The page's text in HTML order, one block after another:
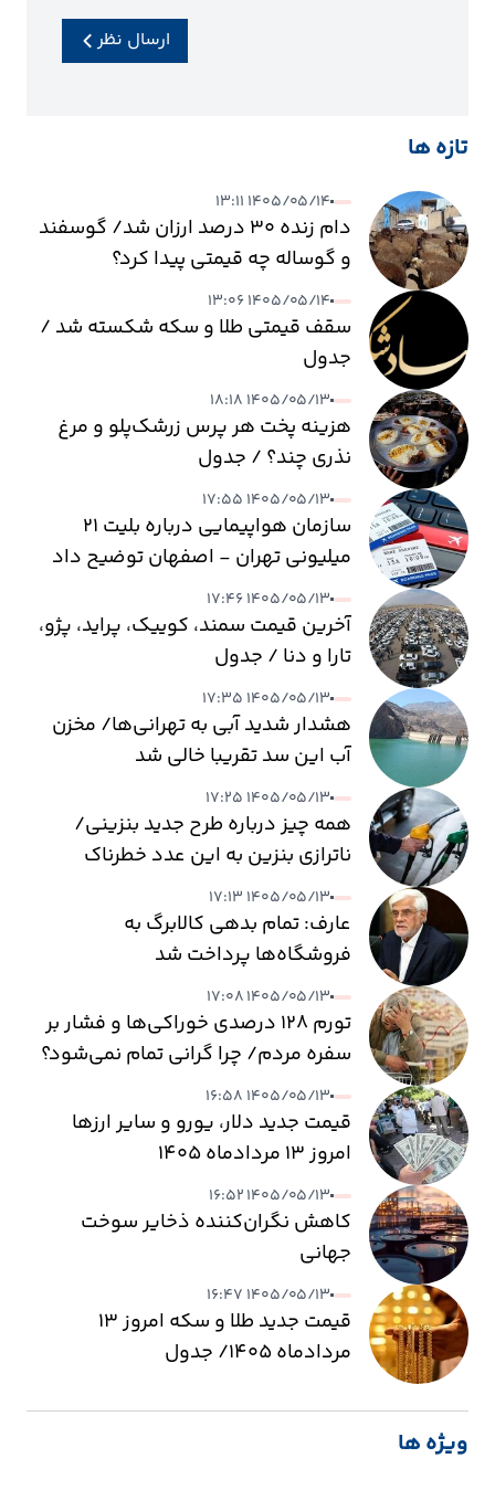
ارسال نظر
تازه ها
۱۴۰۵/۰۵/۱۴ ۱۳:۱۱
دام زنده ۳۰ درصد ارزان شد/ گوسفند
و گوساله چه قیمتی پیدا کرد؟
۱۴۰۵/۰۵/۱۴ ۱۳:۰۶
سقف قیمتی طلا و سکه شکسته شد /
جدول
۱۴۰۵/۰۵/۱۳ ۱۸:۱۸
هزینه پخت هر پرس زرشک‌پلو و مرغ
نذری چند؟ / جدول
۱۴۰۵/۰۵/۱۳ ۱۷:۵۵
سازمان هواپیمایی درباره بلیت ۲۱
میلیونی تهران - اصفهان توضیح داد
۱۴۰۵/۰۵/۱۳ ۱۷:۴۶
آخرین قیمت سمند، کوییک، پراید، پژو،
تارا و دنا / جدول
۱۴۰۵/۰۵/۱۳ ۱۷:۳۵
هشدار شدید آبی به تهرانی‌ها/ مخزن
آب این سد تقریبا خالی شد
۱۴۰۵/۰۵/۱۳ ۱۷:۲۵
همه چیز درباره طرح جدید بنزینی/
ناترازی بنزین به این عدد خطرناک
می‌رسد
۱۴۰۵/۰۵/۱۳ ۱۷:۱۳
عارف: تمام بدهی کالابرگ به
فروشگاه‌ها پرداخت شد
۱۴۰۵/۰۵/۱۳ ۱۷:۰۸
تورم ۱۲۸ درصدی خوراکی‌ها و فشار بر
سفره مردم/ چرا گرانی تمام نمی‌شود؟
۱۴۰۵/۰۵/۱۳ ۱۶:۵۸
قیمت جدید دلار، یورو و سایر ارزها
امروز ۱۳ مردادماه ۱۴۰۵
۱۴۰۵/۰۵/۱۳ ۱۶:۵۲
کاهش نگران‌کننده ذخایر سوخت
جهانی
۱۴۰۵/۰۵/۱۳ ۱۶:۴۷
قیمت جدید طلا و سکه امروز ۱۳
مردادماه ۱۴۰۵/ جدول
ویژه ها